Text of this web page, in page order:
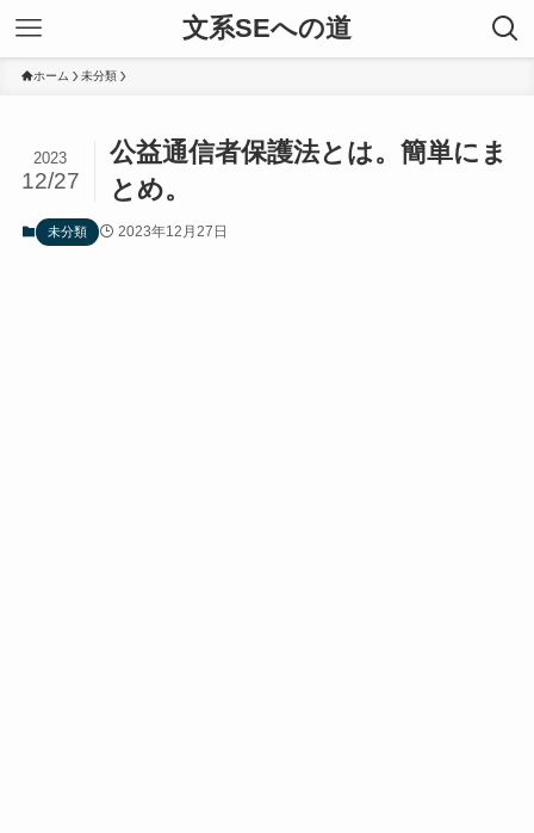
文系SEへの道
ホーム 未分類
公益通信者保護法とは。簡単にま
とめ。
2023
12/27
未分類 2023年12月27日